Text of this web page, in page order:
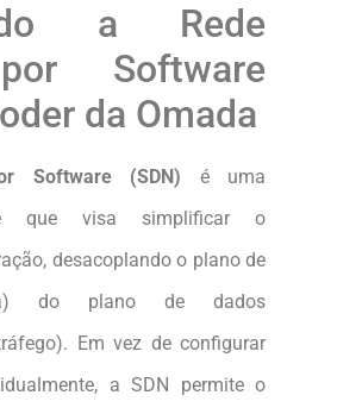
a Rede
Software
da Omada
Software (SDN) é uma
que visa simplificar o
desacoplando o plano de
do plano de dados
Em vez de configurar
a SDN permite o